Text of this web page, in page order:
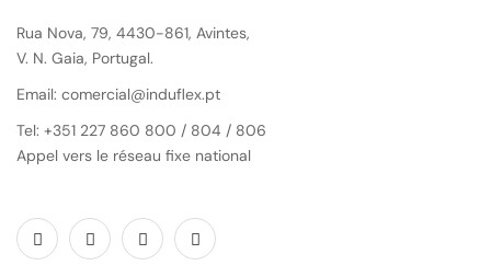
Rua Nova, 79, 4430-861, Avintes,
V. N. Gaia, Portugal.
Email: comercial@induflex.pt
Tel: +351 227 860 800 / 804 / 806
Appel vers le réseau fixe national